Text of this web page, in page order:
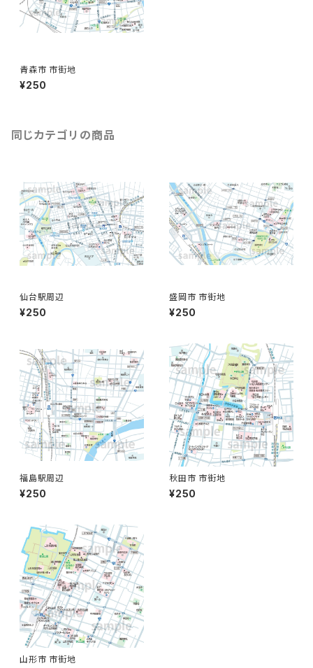
青森市 市街地
¥250
同じカテゴリの商品
仙台駅周辺
¥250
盛岡市 市街地
¥250
福島駅周辺
¥250
秋田市 市街地
¥250
山形市 市街地